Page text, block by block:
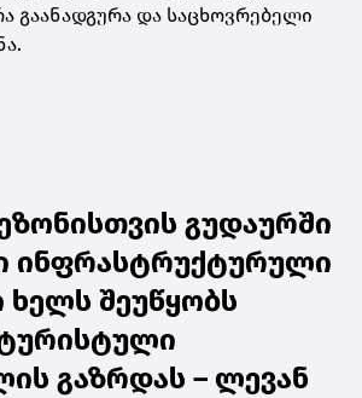
გაანადგურა და საცხოვრებელი
გუდაურში
ინფრასტრუქტურული
ხელს შეუწყობს
გაზრდას – ლევან